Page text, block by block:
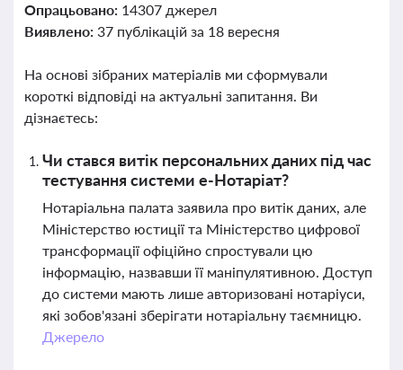
Опрацьовано: 14307 джерел
Виявлено: 37 публікацій за 18 вересня
На основі зібраних матеріалів ми сформували
короткі відповіді на актуальні запитання. Ви
дізнаєтесь:
Чи стався витік персональних даних під час
тестування системи е-Нотаріат?
Нотаріальна палата заявила про витік даних, але
Міністерство юстиції та Міністерство цифрової
трансформації офіційно спростували цю
інформацію, назвавши її маніпулятивною. Доступ
до системи мають лише авторизовані нотаріуси,
які зобов'язані зберігати нотаріальну таємницю.
Джерело